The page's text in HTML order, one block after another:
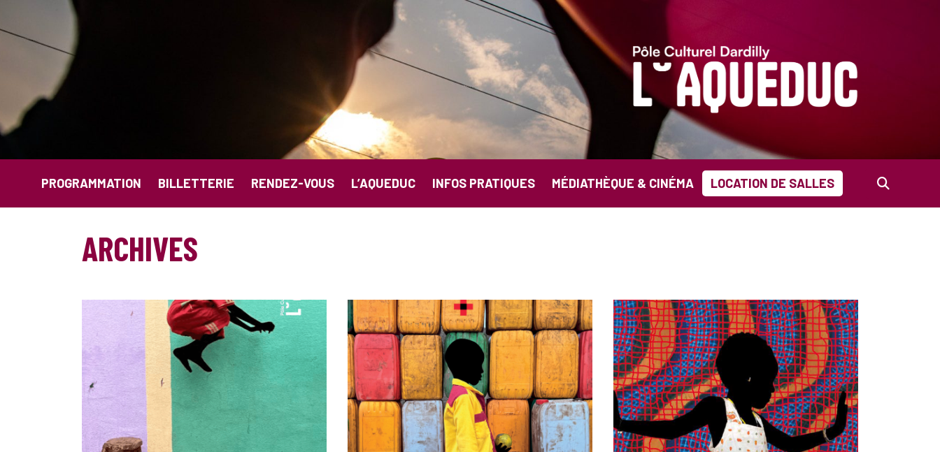
Aller au contenu principal
PROGRAMMATION BILLETTERIE RENDEZ-VOUS L’AQUEDUC INFOS PRATIQUES MÉDIATHÈQUE & CINÉMA LOCATION DE SALLES
ARCHIVES